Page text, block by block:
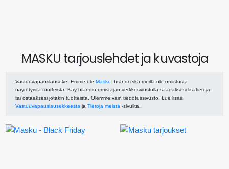
MASKU tarjouslehdet ja kuvastoja
Vastuuvapauslauseke: Emme ole Masku -brändi eikä meillä ole omistusta
näytetyistä tuotteista. Käy brändin omistajan verkkosivustolla saadaksesi lisätietoja
tai ostaaksesi jotakin tuotteista. Olemme vain tiedotussivusto. Lue lisää
Vastuuvapauslausekkeesta ja Tietoja meistä -sivuilta.